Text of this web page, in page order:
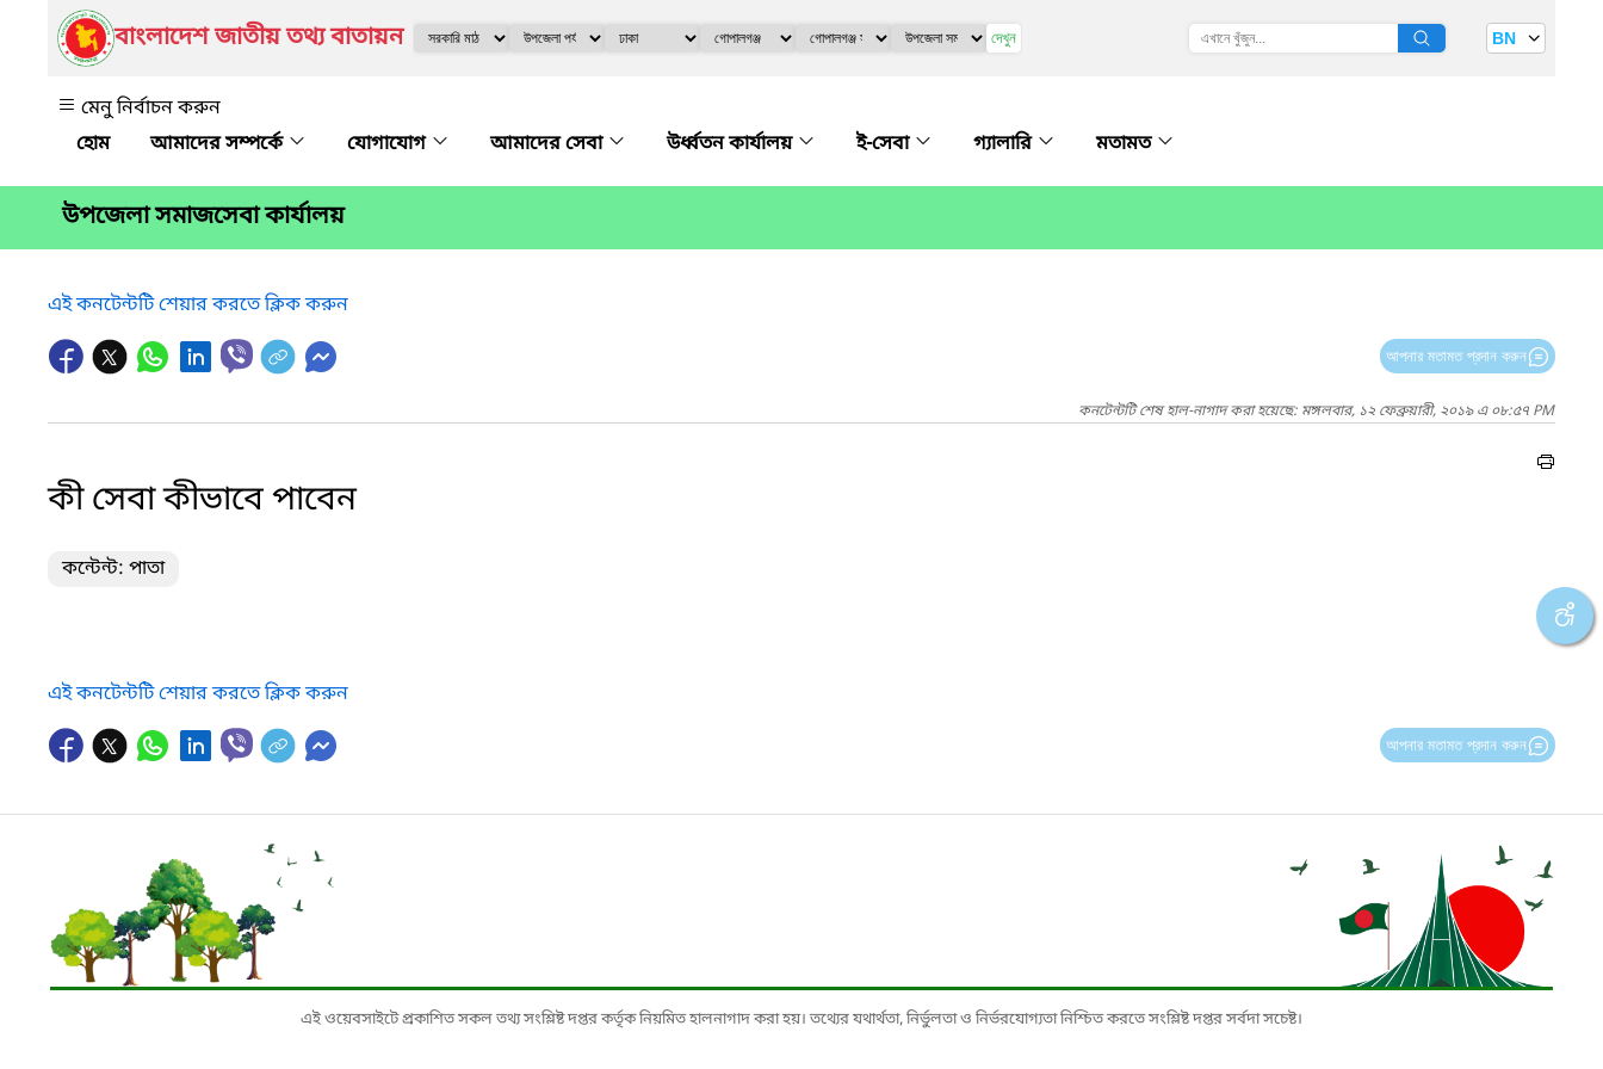
বাংলাদেশ জাতীয় তথ্য বাতায়ন দেখুন BN
মেনু নির্বাচন করুন
আমাদের সম্পর্কে
যোগাযোগ আমাদের সেবা উর্ধ্বতন কার্যালয় ই-সেবা গ্যালারি মতামত
উপজেলা সমাজসেবা কার্যালয়
এই কনটেন্টটি শেয়ার করতে ক্লিক করুন
আপনার মতামত প্রদান করুন
কনটেন্টটি শেষ হাল-নাগাদ করা হয়েছে: মঙ্গলবার, ১২ ফেব্রুয়ারী, ২০১৯ এ ০৮:৫৭ PM
কী সেবা কীভাবে পাবেন
কন্টেন্ট: পাতা
এই কনটেন্টটি শেয়ার করতে ক্লিক করুন
আপনার মতামত প্রদান করুন
এই ওয়েবসাইটে প্রকাশিত সকল তথ্য সংশ্লিষ্ট দপ্তর কর্তৃক নিয়মিত হালনাগাদ করা হয়। তথ্যের যথার্থতা, নির্ভুলতা ও নির্ভরযোগ্যতা নিশ্চিত করতে সংশ্লিষ্ট দপ্তর সর্বদা সচেষ্ট।